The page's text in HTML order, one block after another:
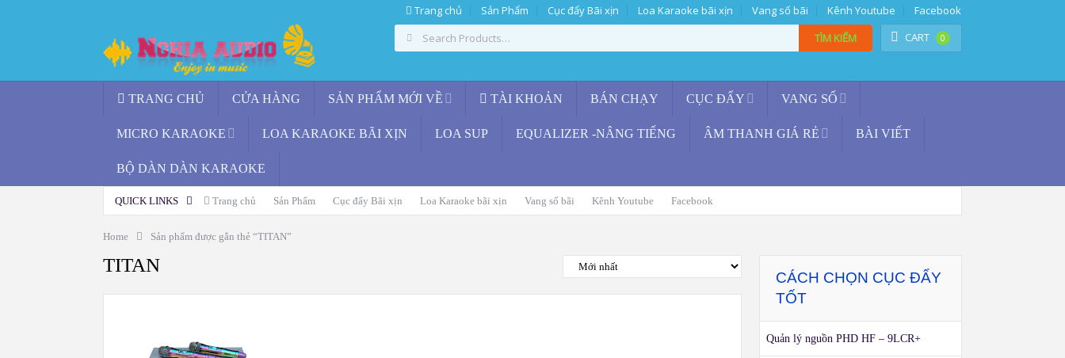
Trang chủ Sản Phẩm Cục đẩy Bãi xịn Loa Karaoke bãi xịn Vang số bãi Kênh Youtube
Facebook
CART
0
TÌM KIẾM
TRANG CHỦ CỬA HÀNG SẢN PHẨM MỚI VỀ TÀI KHOẢN BÁN CHẠY CỤC ĐẨY VANG SỐ
MICRO KARAOKE LOA KARAOKE BÃI XỊN LOA SUP EQUALIZER -NÂNG TIẾNG ÂM THANH GIÁ RẺ BÀI VIẾT
BỘ DÀN DÀN KARAOKE
QUICK LINKS Trang chủ Sản Phẩm Cục đẩy Bãi xịn Loa Karaoke bãi xịn Vang số bãi Kênh Youtube Facebook
Home Sản phẩm được gắn thẻ “TITAN”
TITAN
CÁCH CHỌN CỤC ĐẨY
TỐT
Quản lý nguồn PHD HF – 9LCR+